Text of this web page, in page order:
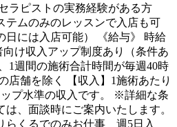
ラピストの実務経験がある方
テムのみのレッスンで入店も可
日には入店可能） 《給与》 時給
け収入アップ制度あり（条件あ
1週間の施術合計時間が毎週40時
店舗を除く 【収入】1施術あたり
プ水準の収入です。 ※詳細な条
、面談時にご案内いたします。
らくるでのみお仕事 週5日入